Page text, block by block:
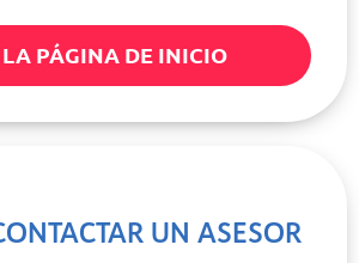
LA PÁGINA DE INICIO
UN ASESOR